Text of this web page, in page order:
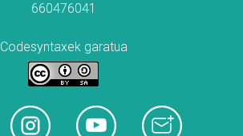
660476041
Codesyntaxek garatua